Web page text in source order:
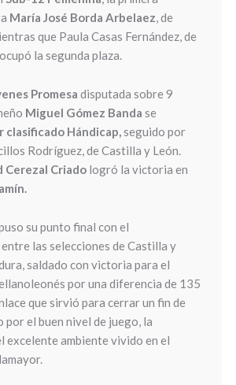
María José Borda Arbelaez, de
que Paula Casas Fernández, de
la segunda plaza.
Promesa disputada sobre 9
Miguel Gómez Banda se
clasificado Hándicap,seguido por
Rodríguez, de Castilla y León.
Cerezal Criadologró la victoria en
su punto final con el
las selecciones de Castilla y
saldado con victoria para el
por una diferencia de 135
que sirvió para cerrar un fin de
por el buen nivel de juego, la
excelente ambiente vivido en el